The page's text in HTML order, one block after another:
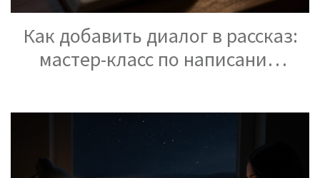
Как добавить диалог в рассказ:
мастер-класс по написанию